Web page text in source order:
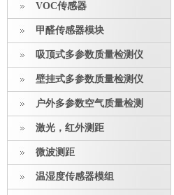
VOC传感器
甲醛传感器模块
吸顶式多参数质量检测仪
壁挂式多参数质量检测仪
户外多参数空气质量检测
激光，红外测距
微波测距
温湿度传感器模组